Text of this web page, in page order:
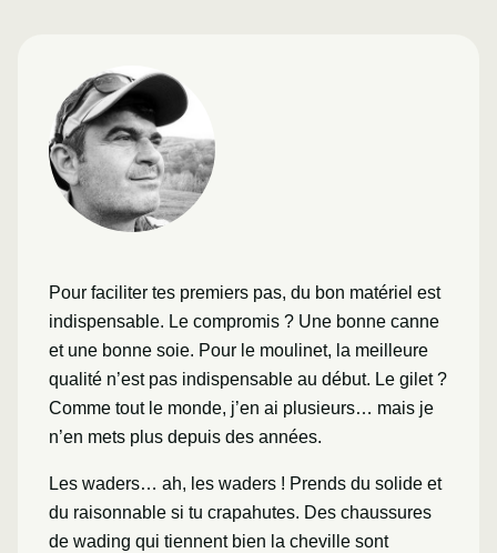
Pour faciliter tes premiers pas, du bon matériel est
indispensable. Le compromis ? Une bonne canne
et une bonne soie. Pour le moulinet, la meilleure
qualité n’est pas indispensable au début. Le gilet ?
Comme tout le monde, j’en ai plusieurs… mais je
n’en mets plus depuis des années.
Les waders… ah, les waders ! Prends du solide et
du raisonnable si tu crapahutes. Des chaussures
de wading qui tiennent bien la cheville sont